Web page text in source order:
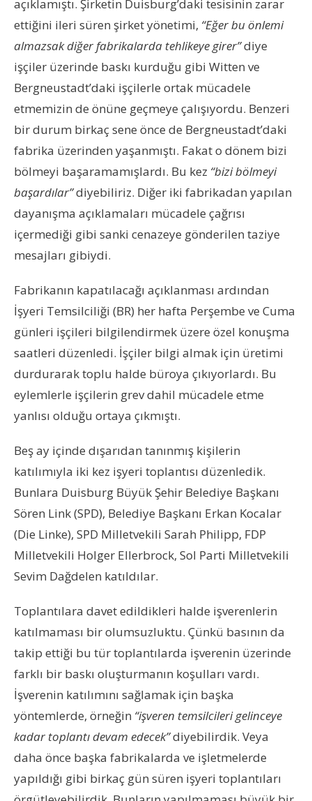
açıklamıştı. Şirketin Duisburg’daki tesisinin zarar
ettiğini ileri süren şirket yönetimi, “Eğer bu önlemi
almazsak diğer fabrikalarda tehlikeye girer”diye
işçiler üzerinde baskı kurduğu gibi Witten ve
Bergneustadt’daki işçilerle ortak mücadele
etmemizin de önüne geçmeye çalışıyordu. Benzeri
bir durum birkaç sene önce de Bergneustadt’daki
fabrika üzerinden yaşanmıştı. Fakat o dönem bizi
bölmeyi başaramamışlardı. Bu kez “bizi bölmeyi
başardılar”diyebiliriz. Diğer iki fabrikadan yapılan
dayanışma açıklamaları mücadele çağrısı
içermediği gibi sanki cenazeye gönderilen taziye
mesajları gibiydi.
Fabrikanın kapatılacağı açıklanması ardından
İşyeri Temsilciliği (BR) her hafta Perşembe ve Cuma
günleri işçileri bilgilendirmek üzere özel konuşma
saatleri düzenledi. İşçiler bilgi almak için üretimi
durdurarak toplu halde büroya çıkıyorlardı. Bu
eylemlerle işçilerin grev dahil mücadele etme
yanlısı olduğu ortaya çıkmıştı.
Beş ay içinde dışarıdan tanınmış kişilerin
katılımıyla iki kez işyeri toplantısı düzenledik.
Bunlara Duisburg Büyük Şehir Belediye Başkanı
Sören Link (SPD), Belediye Başkanı Erkan Kocalar
(Die Linke), SPD Milletvekili Sarah Philipp, FDP
Milletvekili Holger Ellerbrock, Sol Parti Milletvekili
Sevim Dağdelen katıldılar.
Toplantılara davet edildikleri halde işverenlerin
katılmaması bir olumsuzluktu. Çünkü basının da
takip ettiği bu tür toplantılarda işverenin üzerinde
farklı bir baskı oluşturmanın koşulları vardı.
İşverenin katılımını sağlamak için başka
yöntemlerde, örneğin “işveren temsilcileri gelinceye
kadar toplantı devam edecek”diyebilirdik. Veya
daha önce başka fabrikalarda ve işletmelerde
yapıldığı gibi birkaç gün süren işyeri toplantıları